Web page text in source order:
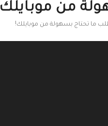
من موبايلك
ما تحتاج بسهولة من موبايلك!